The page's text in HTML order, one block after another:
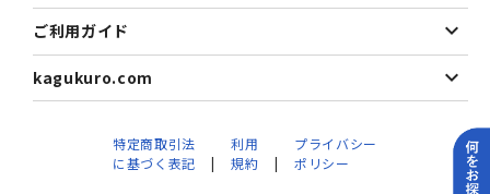
ご利用ガイド
kagukuro.com
特定商取引法
に基づく表記
利用
規約
プライバシー
ポリシー